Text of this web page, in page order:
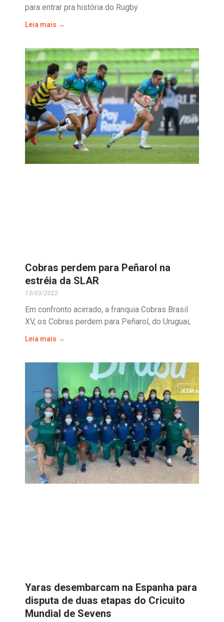
para entrar pra história do Rugby
Leia mais →
Cobras perdem para Peñarol na
estréia da SLAR
13/03/2022
Em confronto acirrado, a franquia Cobras Brasil
XV, os Cobras perdem para Peñarol, do Uruguai,
Leia mais →
Yaras desembarcam na Espanha para
disputa de duas etapas do Cricuito
Mundial de Sevens